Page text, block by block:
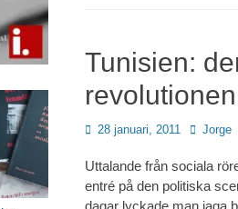
Tunisien:
Publicerad
28 januari, 2011 Jorge
Uttalande från sociala
entré på den politiska
dagar lyckade man jaga